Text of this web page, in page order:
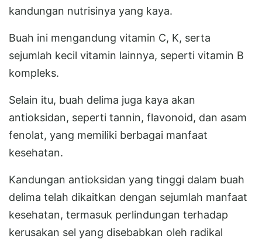
kandungan nutrisinya yang kaya.
Buah ini mengandung vitamin C, K, serta
sejumlah kecil vitamin lainnya, seperti vitamin B
kompleks.
Selain itu, buah delima juga kaya akan
antioksidan, seperti tannin, flavonoid, dan asam
fenolat, yang memiliki berbagai manfaat
kesehatan.
Kandungan antioksidan yang tinggi dalam buah
delima telah dikaitkan dengan sejumlah manfaat
kesehatan, termasuk perlindungan terhadap
kerusakan sel yang disebabkan oleh radikal